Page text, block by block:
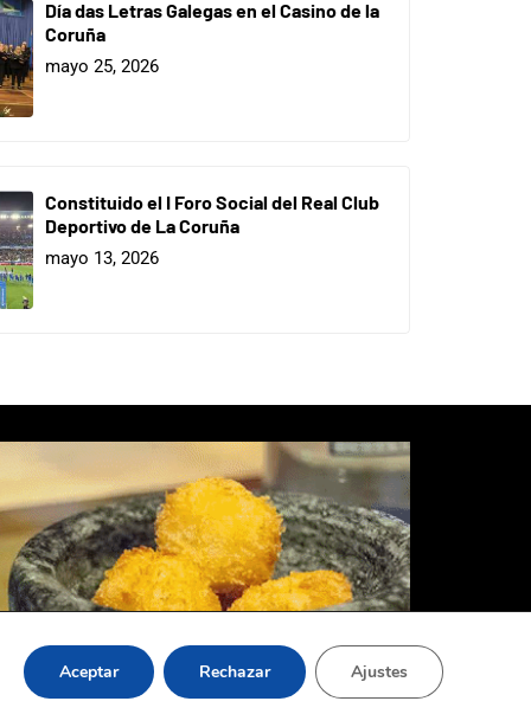
Día das Letras Galegas en el Casino de la
Coruña
mayo 25, 2026
Constituido el I Foro Social del Real Club
Deportivo de La Coruña
mayo 13, 2026
Aceptar Rechazar Ajustes